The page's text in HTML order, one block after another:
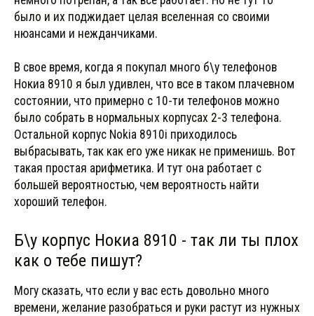
было и их поджидает целая вселенная со своими
нюансами и нежданчиками.
В свое время, когда я покупал много б\у телефонов
Нокиа 8910 я был удивлен, что все в таком плачевном
состоянии, что примерно с 10-ти телефонов можно
было собрать в нормальных корпусах 2-3 телефона.
Остальной корпус Nokia 8910i приходилось
выбрасывать, так как его уже никак не применишь. Вот
такая простая арифметика. И тут она работает с
большей вероятностью, чем вероятность найти
хороший телефон.
Б\у корпус Нокиа 8910 - так ли ты плох
как о тебе пишут?
Могу сказать, что если у вас есть довольно много
времени, желание разобраться и руки растут из нужных